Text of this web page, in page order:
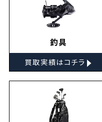
釣具
買取実績はコチラ ▸